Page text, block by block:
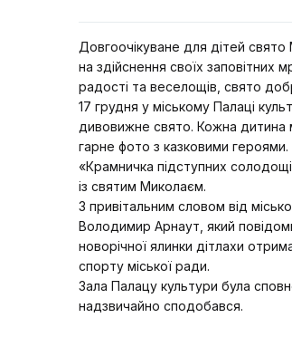
Довгоочікуване для дітей
на здійснення своїх
радості та веселощів, свято
17 грудня у міському Палаці
дивовижне свято. Кожна дитина
гарне фото з казковими героями.
«Крамничка підступних
із святим Миколаєм.
З привітальним словом від
Володимир Арнаут, який
новорічної ялинки дітлахи
спорту міської ради.
Зала Палацу культури була
надзвичайно сподобався.